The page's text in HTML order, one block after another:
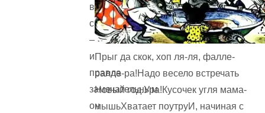
взрослой
собакой
—
и
правда
замечательным
он
Прыг да скок, хоп ля-ля, фалле-
ралле-ра!Надо весело встречать
Новый год.Ура!Кусочек угля мама-
мышьХватает поутруИ, начиная с